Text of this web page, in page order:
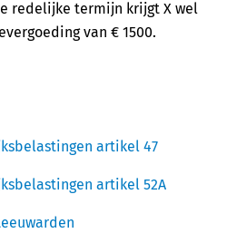
redelijke termijn krijgt X wel
van € 1500.
artikel 47
artikel 52A